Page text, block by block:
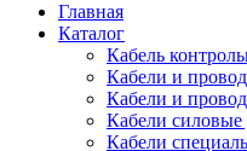
Главная
Каталог
Кабель
Кабели и
Кабели и
Кабели силовые
Кабели